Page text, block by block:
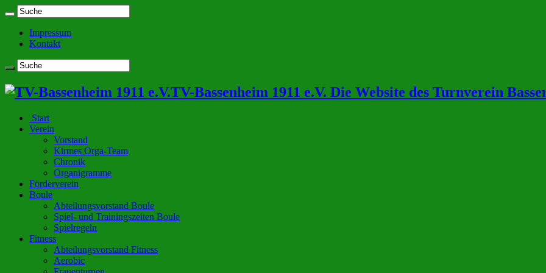
Impressum
Kontakt
TV-Bassenheim 1911 e.V. Die Website des Turnverein
Start
Verein
Vorstand
Kirmes Orga-Team
Chronik
Organigramme
Förderverein
Boule
Abteilungsvorstand Boule
Spiel- und Trainingszeiten Boule
Spielregeln
Fitness
Abteilungsvorstand Fitness
Aerobic